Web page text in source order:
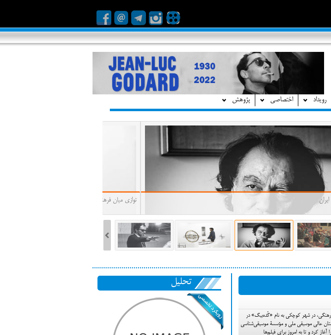
رویداد اختصاصی پژوهش
گرافیک نوین ایران
ادیب و فرهنگی، در شهر کوچکی به نام «گَده‌بیگ» در
عالی موسیقی ملی و مؤسسۀ موسیقی‌شناسی
تحلیل